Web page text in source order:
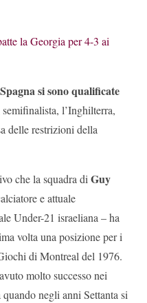
la Georgia per 4-3 ai
si sono qualificate
l’Inghilterra,
delle restrizioni della
che la squadra diGuy
e attuale
Under-21 israeliana – ha
volta una posizione per i
di Montreal del 1976.
molto successo nei
negli anni Settanta si